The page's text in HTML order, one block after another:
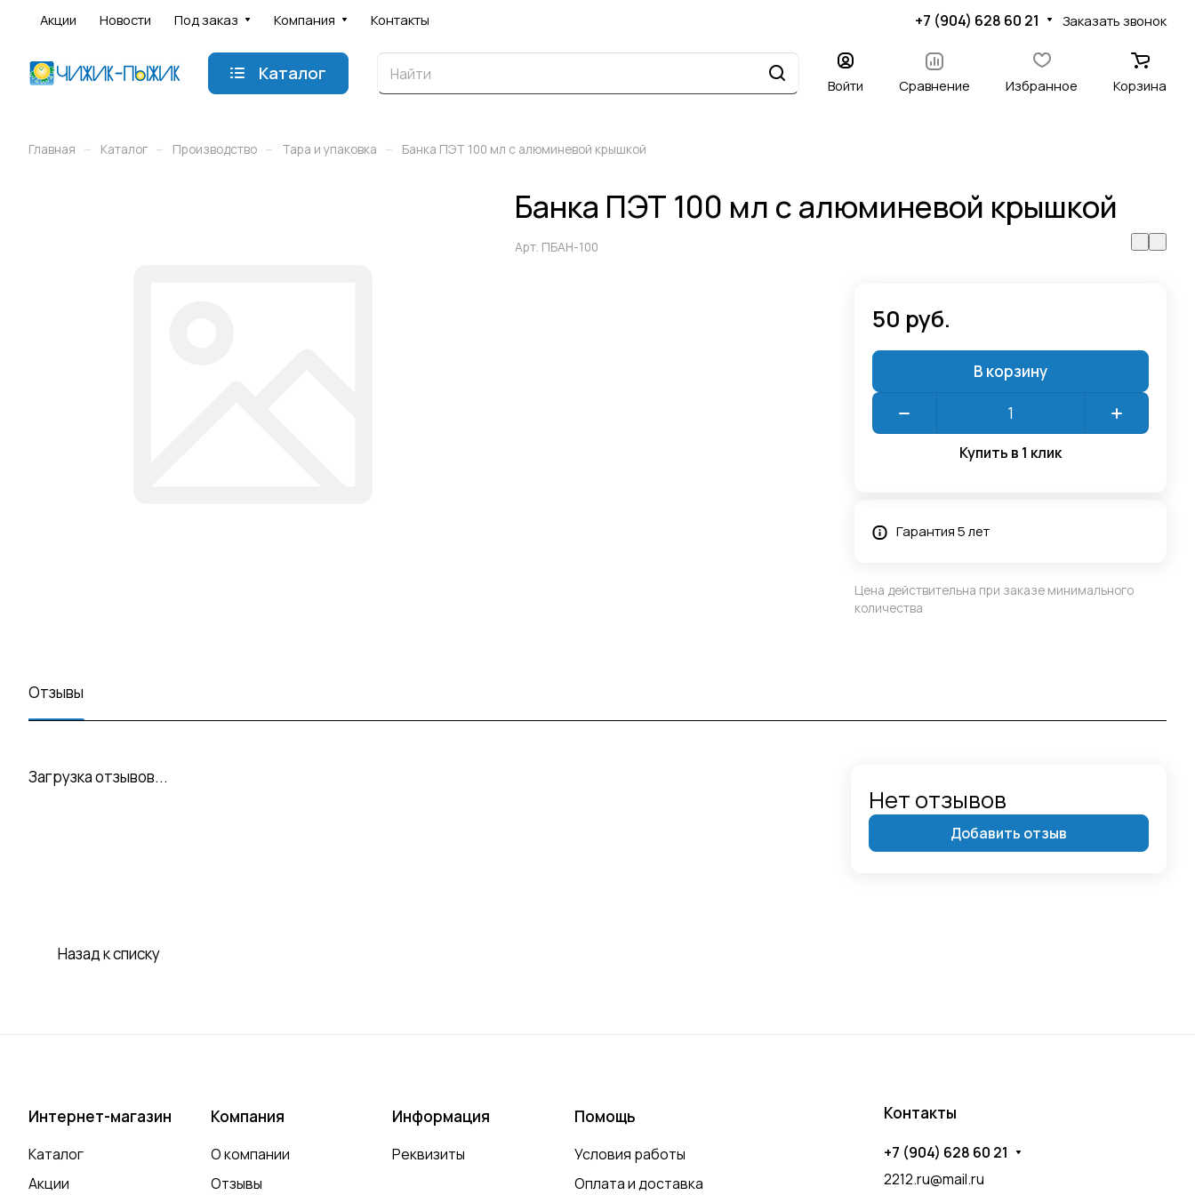
Акции Новости Под заказ Компания Контакты +7 (904) 628 60 21 Заказать звонок
Каталог
Войти Сравнение Избранное Корзина
Главная – Каталог – Производство – Тара и упаковка – Банка ПЭТ 100 мл с алюминевой крышкой
Банка ПЭТ 100 мл с алюминевой крышкой
Арт. ПБАН-100
50 руб.
В корзину
Купить в 1 клик
Гарантия 5 лет
Цена действительна при заказе минимального
количества
Отзывы
Загрузка отзывов...
Нет отзывов
Добавить отзыв
Назад к списку
Интернет-магазин
Каталог
Акции
Компания
О компании
Отзывы
Информация
Реквизиты
Помощь
Условия работы
Оплата и доставка
Контакты
+7 (904) 628 60 21
2212.ru@mail.ru